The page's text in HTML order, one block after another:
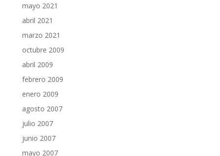
mayo 2021
abril 2021
marzo 2021
octubre 2009
abril 2009
febrero 2009
enero 2009
agosto 2007
julio 2007
junio 2007
mayo 2007